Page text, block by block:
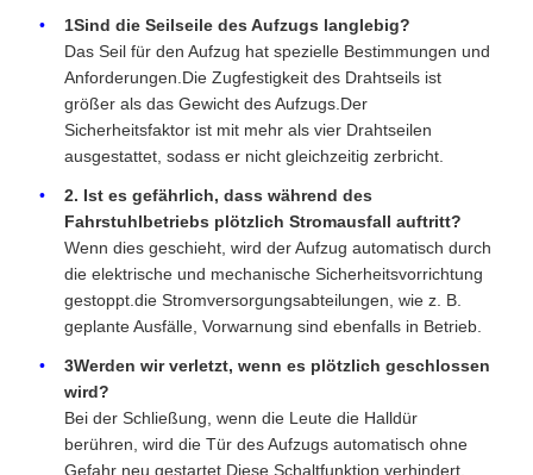
1Sind die Seilseile des Aufzugs langlebig?
Das Seil für den Aufzug hat spezielle Bestimmungen und
Anforderungen.Die Zugfestigkeit des Drahtseils ist
größer als das Gewicht des Aufzugs.Der
Sicherheitsfaktor ist mit mehr als vier Drahtseilen
ausgestattet, sodass er nicht gleichzeitig zerbricht.
2. Ist es gefährlich, dass während des
Fahrstuhlbetriebs plötzlich Stromausfall auftritt?
Wenn dies geschieht, wird der Aufzug automatisch durch
die elektrische und mechanische Sicherheitsvorrichtung
gestoppt.die Stromversorgungsabteilungen, wie z. B.
geplante Ausfälle, Vorwarnung sind ebenfalls in Betrieb.
3Werden wir verletzt, wenn es plötzlich geschlossen
wird?
Bei der Schließung, wenn die Leute die Halldür
berühren, wird die Tür des Aufzugs automatisch ohne
Gefahr neu gestartet.Diese Schaltfunktion verhindert,